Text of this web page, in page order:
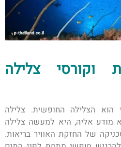
וקורסי צלילה
הוא הצלילה החופשית. צלילה
מודע אליה, היא למעשה צלילה
של החזקת האוויר בריאות.